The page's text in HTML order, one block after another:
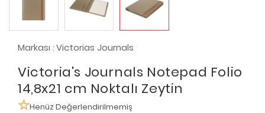
Markası : Victorias Journals
Victoria's Journals Notepad Folio
14,8x21 cm Noktalı Zeytin
Henüz Değerlendirilmemiş